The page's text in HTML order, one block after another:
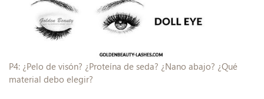
P4: ¿Pelo de visón? ¿Proteína de seda? ¿Nano abajo? ¿Qué
material debo elegir?